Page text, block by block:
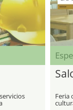
Feria